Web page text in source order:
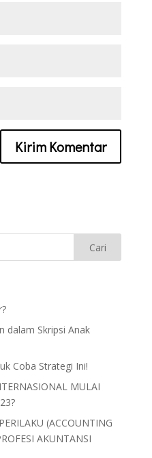
dalam Skripsi Anak
Coba Strategi Ini!
MULAI
(ACCOUNTING
AKUNTANSI